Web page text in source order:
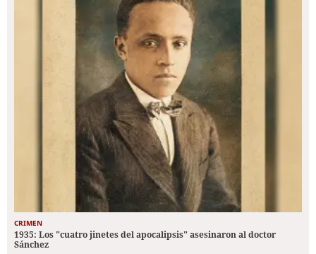
CRIMEN
1935: Los "cuatro jinetes del apocalipsis" asesinaron al doctor
Sánchez